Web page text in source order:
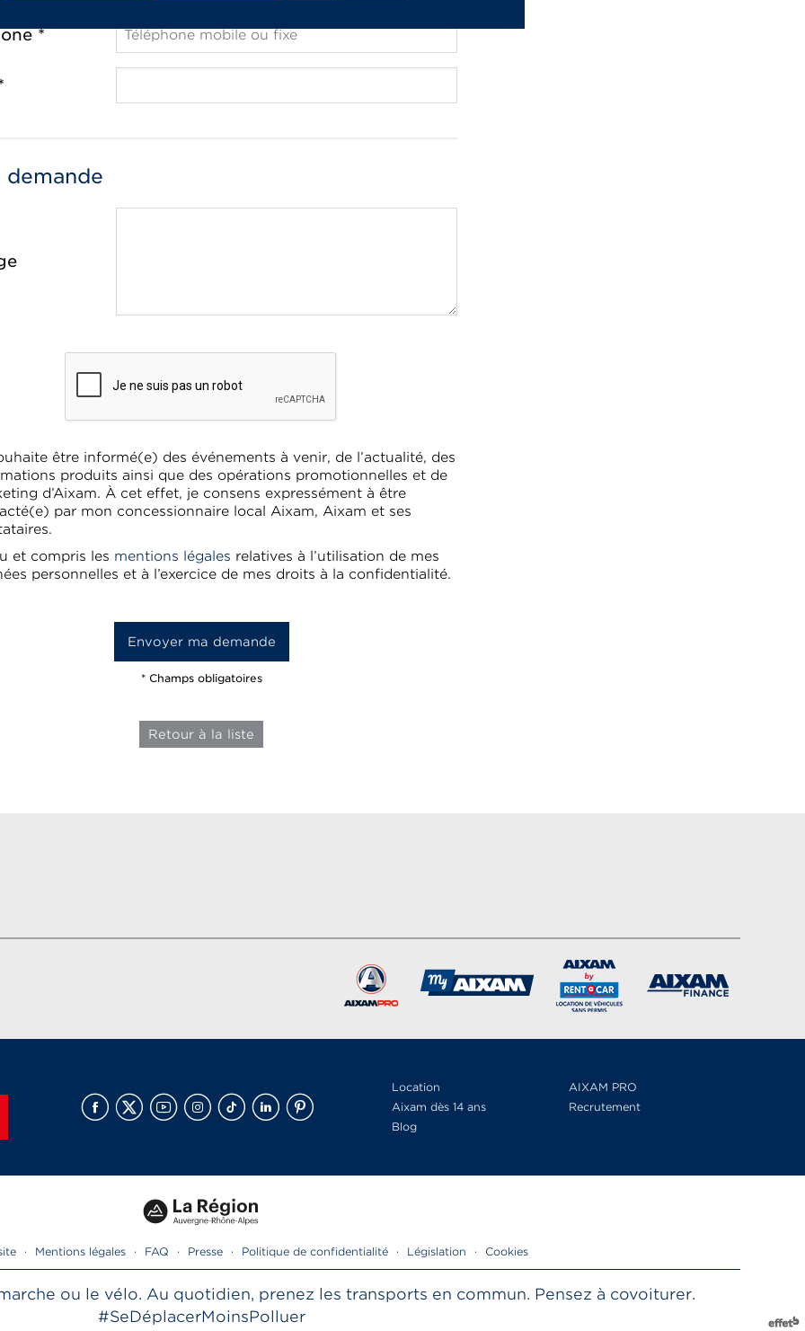
*
demande
être informé(e) des événements à venir, de l’actualité, des
produits ainsi que des opérations promotionnelles et de
d’Aixam. À cet effet, je consens expressément à être
par mon concessionnaire local Aixam, Aixam et ses
et compris les mentions légales relatives à l’utilisation de mes
personnelles et à l’exercice de mes droits à la confidentialité.
* Champs obligatoires
Retour à la liste
Location
AIXAM PRO
Aixam dès 14 ans
Recrutement
Blog
· Mentions légales · FAQ · Presse · Politique de confidentialité · Législation · Cookies
ou le vélo. Au quotidien, prenez les transports en commun. Pensez à covoiturer.
#SeDéplacerMoinsPolluer